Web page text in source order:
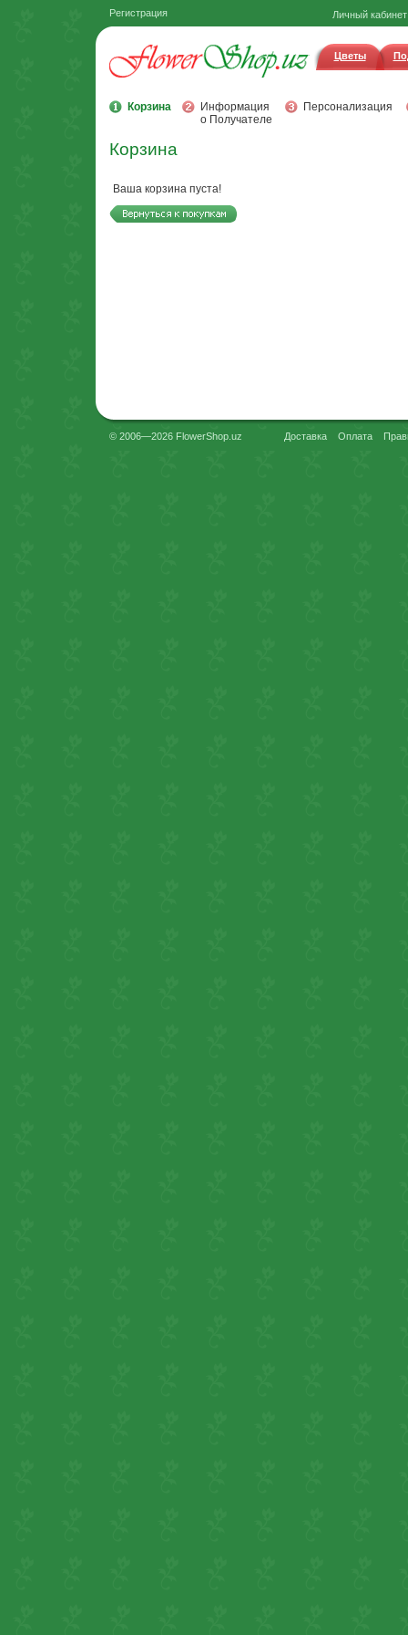
Регистрация Личный кабинет
Цветы
Корзина
Информация
о Получателе
Персонализация
Корзина
Ваша корзина пуста!
© 2006—2026 FlowerShop.uz Доставка Оплата